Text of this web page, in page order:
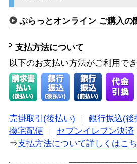
ぷらっとオンライン ご購入の
支払方法について
以下のお支払い方法がご利用で
売掛取引(後払い)
銀行振込(後
換宅配便
セブンイレブン決済
⇒支払方法について詳しくはこ